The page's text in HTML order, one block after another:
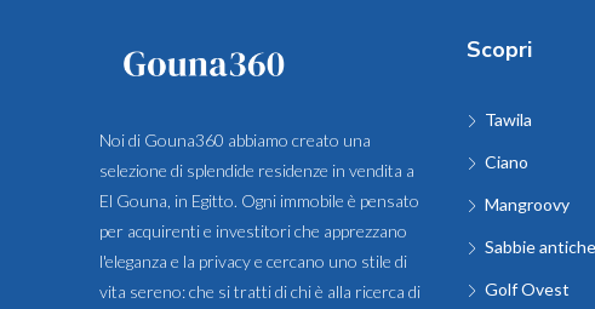
Noi di Gouna360 abbiamo creato una
selezione di splendide residenze in vendita a
El Gouna, in Egitto. Ogni immobile è pensato
per acquirenti e investitori che apprezzano
l'eleganza e la privacy e cercano uno stile di
vita sereno: che si tratti di chi è alla ricerca di
Scopri
Tawila
Ciano
Mangroovy
Sabbie antiche
Golf Ovest